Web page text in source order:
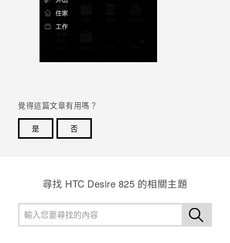
覺得這篇文章有用嗎？
是
否
尋找 HTC Desire 825 的相關主題